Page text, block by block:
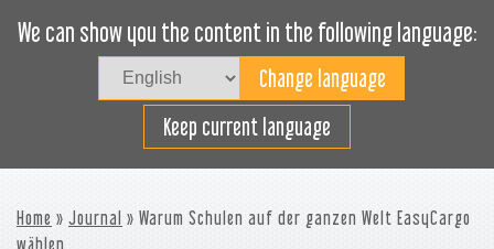
We can show you the content in the following language:
Keep current language
Effizientes Laden
Home » Journal » Warum Schulen auf der ganzen Welt EasyCargo
wählen